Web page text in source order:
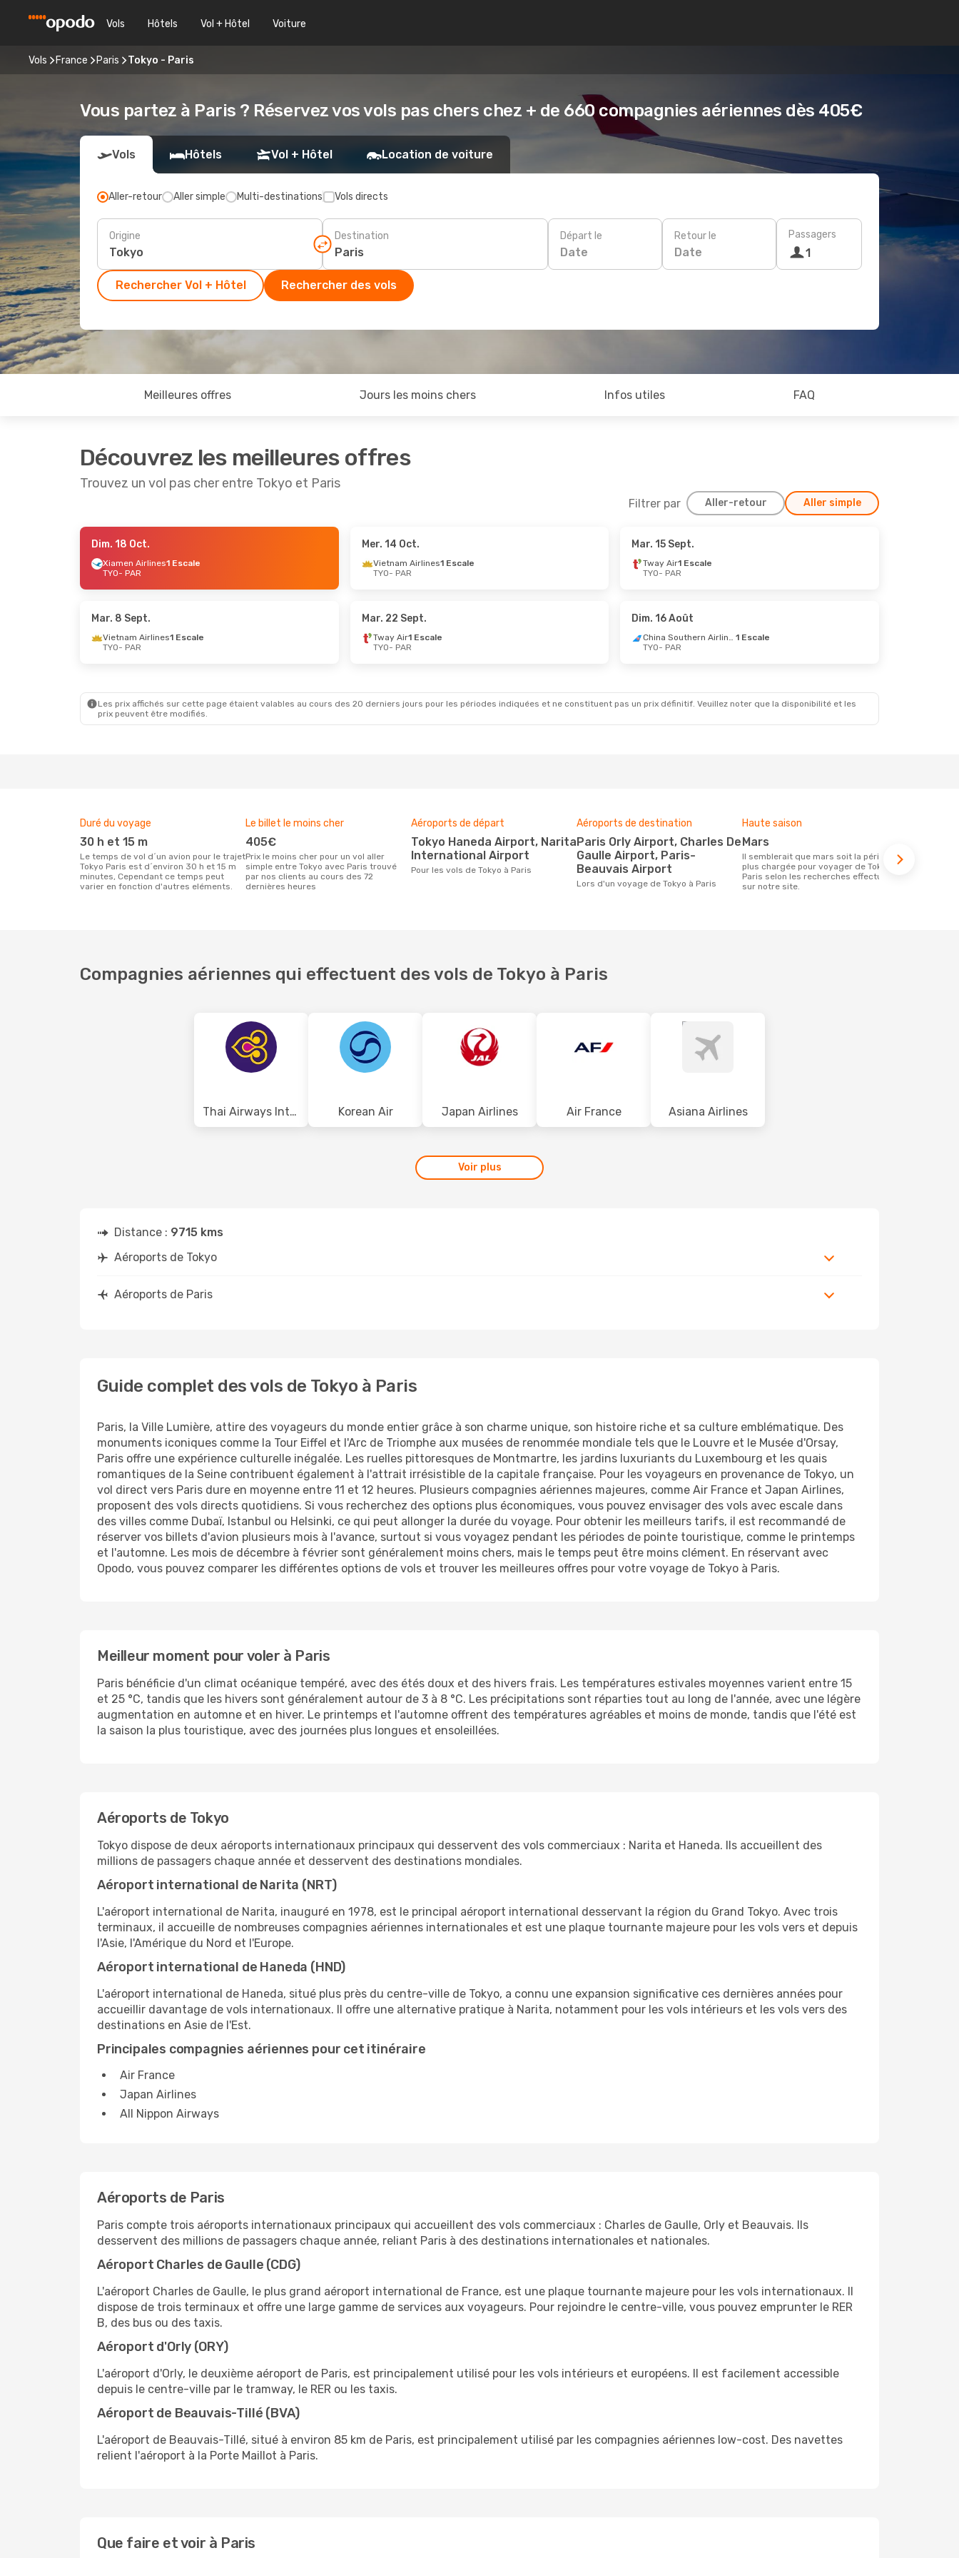
Vols Hôtels Vol + Hôtel Voiture
Vols France Paris Tokyo - Paris
Vous partez à Paris ? Réservez vos vols pas chers chez + de 660 compagnies aériennes dès 405€
Vols Hôtels Vol + Hôtel Location de voiture
Aller-retour Aller simple Multi-destinations Vols directs
Origine Destination Départ le
Date
Retour le
Date
Passagers
1
Rechercher Vol + Hôtel Rechercher des vols
Meilleures offres Jours les moins chers Infos utiles FAQ
Découvrez les meilleures offres
Trouvez un vol pas cher entre Tokyo et Paris
Filtrer par Aller-retour Aller simple
- Dim. 13 Sept.
China Southern Airlines
1 Escale
Oman Air2 Escales
TYO
Air India1 Escale
Dim. 18 Oct.
Xiamen Airlines1 Escale
TYO- PAR
Mer. 14 Oct.
Vietnam Airlines1 Escale
TYO- PAR
Mar. 15 Sept.
Tway Air1 Escale
TYO- PAR
Mar. 8 Sept.
Vietnam Airlines1 Escale
TYO- PAR
Mar. 22 Sept.
Tway Air1 Escale
TYO- PAR
Dim. 16 Août
China Southern Airlines 1 Escale
TYO- PAR
Les prix affichés sur cette page étaient valables au cours des 20 derniers jours pour les périodes indiquées et ne constituent pas un prix définitif. Veuillez noter que la disponibilité et les
prix peuvent être modifiés.
Duré du voyage
30 h et 15 m
Le temps de vol d´un avion pour le trajet
Tokyo Paris est d´environ 30 h et 15 m
minutes, Cependant ce temps peut
varier en fonction d'autres eléments.
Le billet le moins cher
405€
Prix le moins cher pour un vol aller
simple entre Tokyo avec Paris trouvé
par nos clients au cours des 72
dernières heures
Aéroports de départ
Tokyo Haneda Airport, Narita
International Airport
Pour les vols de Tokyo à Paris
Aéroports de destination
Paris Orly Airport, Charles De
Gaulle Airport, Paris-
Beauvais Airport
Lors d'un voyage de Tokyo à Paris
Haute saison
mars
Il semblerait que mars soit la période la
plus chargée pour voyager de Tokyo à
Paris selon les recherches effectuées
sur notre site.
Compagnies aériennes qui effectuent des vols de Tokyo à Paris
Thai Airways International Korean Air Japan Airlines Air France Asiana Airlines
Voir plus
Distance : 9715 kms
Aéroports de Tokyo
Aéroports de Paris
Guide complet des vols de Tokyo à Paris
Paris, la Ville Lumière, attire des voyageurs du monde entier grâce à son charme unique, son histoire riche et sa culture emblématique. Des
monuments iconiques comme la Tour Eiffel et l'Arc de Triomphe aux musées de renommée mondiale tels que le Louvre et le Musée d'Orsay,
Paris offre une expérience culturelle inégalée. Les ruelles pittoresques de Montmartre, les jardins luxuriants du Luxembourg et les quais
romantiques de la Seine contribuent également à l'attrait irrésistible de la capitale française. Pour les voyageurs en provenance de Tokyo, un
vol direct vers Paris dure en moyenne entre 11 et 12 heures. Plusieurs compagnies aériennes majeures, comme Air France et Japan Airlines,
proposent des vols directs quotidiens. Si vous recherchez des options plus économiques, vous pouvez envisager des vols avec escale dans
des villes comme Dubaï, Istanbul ou Helsinki, ce qui peut allonger la durée du voyage. Pour obtenir les meilleurs tarifs, il est recommandé de
réserver vos billets d'avion plusieurs mois à l'avance, surtout si vous voyagez pendant les périodes de pointe touristique, comme le printemps
et l'automne. Les mois de décembre à février sont généralement moins chers, mais le temps peut être moins clément. En réservant avec
Opodo, vous pouvez comparer les différentes options de vols et trouver les meilleures offres pour votre voyage de Tokyo à Paris.
Meilleur moment pour voler à Paris
Paris bénéficie d'un climat océanique tempéré, avec des étés doux et des hivers frais. Les températures estivales moyennes varient entre 15
et 25 °C, tandis que les hivers sont généralement autour de 3 à 8 °C. Les précipitations sont réparties tout au long de l'année, avec une légère
augmentation en automne et en hiver. Le printemps et l'automne offrent des températures agréables et moins de monde, tandis que l'été est
la saison la plus touristique, avec des journées plus longues et ensoleillées.
Aéroports de Tokyo
Tokyo dispose de deux aéroports internationaux principaux qui desservent des vols commerciaux : Narita et Haneda. Ils accueillent des
millions de passagers chaque année et desservent des destinations mondiales.
Aéroport international de Narita (NRT)
L'aéroport international de Narita, inauguré en 1978, est le principal aéroport international desservant la région du Grand Tokyo. Avec trois
terminaux, il accueille de nombreuses compagnies aériennes internationales et est une plaque tournante majeure pour les vols vers et depuis
l'Asie, l'Amérique du Nord et l'Europe.
Aéroport international de Haneda (HND)
L'aéroport international de Haneda, situé plus près du centre-ville de Tokyo, a connu une expansion significative ces dernières années pour
accueillir davantage de vols internationaux. Il offre une alternative pratique à Narita, notamment pour les vols intérieurs et les vols vers des
destinations en Asie de l'Est.
Principales compagnies aériennes pour cet itinéraire
Air France
Japan Airlines
All Nippon Airways
Aéroports de Paris
Paris compte trois aéroports internationaux principaux qui accueillent des vols commerciaux : Charles de Gaulle, Orly et Beauvais. Ils
desservent des millions de passagers chaque année, reliant Paris à des destinations internationales et nationales.
Aéroport Charles de Gaulle (CDG)
L'aéroport Charles de Gaulle, le plus grand aéroport international de France, est une plaque tournante majeure pour les vols internationaux. Il
dispose de trois terminaux et offre une large gamme de services aux voyageurs. Pour rejoindre le centre-ville, vous pouvez emprunter le RER
B, des bus ou des taxis.
Aéroport d'Orly (ORY)
L'aéroport d'Orly, le deuxième aéroport de Paris, est principalement utilisé pour les vols intérieurs et européens. Il est facilement accessible
depuis le centre-ville par le tramway, le RER ou les taxis.
Aéroport de Beauvais-Tillé (BVA)
L'aéroport de Beauvais-Tillé, situé à environ 85 km de Paris, est principalement utilisé par les compagnies aériennes low-cost. Des navettes
relient l'aéroport à la Porte Maillot à Paris.
Que faire et voir à Paris